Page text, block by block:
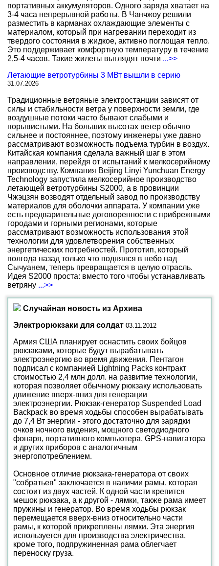
портативных аккумуляторов. Одного заряда хватает на
3-4 часа непрерывной работы. В Чанчжоу решили
разместить в карманах охлаждающие элементы с
материалом, который при нагревании переходит из
твердого состояния в жидкое, активно поглощая тепло.
Это поддерживает комфортную температуру в течение
2,5-4 часов. Такие жилеты выглядят почти ...>>
Летающие ветротурбины 3 МВт вышли в серию
31.07.2026
Традиционные ветряные электростанции зависят от
силы и стабильности ветра у поверхности земли, где
воздушные потоки часто бывают слабыми и
порывистыми. На больших высотах ветер обычно
сильнее и постояннее, поэтому инженеры уже давно
рассматривают возможность подъема турбин в воздух.
Китайская компания сделала важный шаг в этом
направлении, перейдя от испытаний к мелкосерийному
производству. Компания Beijing Linyi Yunchuan Energy
Technology запустила мелкосерийное производство
летающей ветротурбины S2000, а в провинции
Чжэцзян возводят отдельный завод по производству
материалов для оболочки аппарата. У компании уже
есть предварительные договоренности с прибрежными
городами и горными регионами, которые
рассматривают возможность использования этой
технологии для удовлетворения собственных
энергетических потребностей. Прототип, который
полгода назад только что поднялся в небо над
Сычуанем, теперь превращается в целую отрасль.
Идея S2000 проста: вместо того чтобы устанавливать
ветряну ...>>
Случайная новость из Архива
Электрорюкзаки для солдат 03.11.2012
Армия США планирует оснастить своих бойцов
рюкзаками, которые будут вырабатывать
электроэнергию во время движения. Пентагон
подписал с компанией Lightning Packs контракт
стоимостью 2,4 млн долл. на развитие технологии,
которая позволяет обычному рюкзаку использовать
движение вверх-вниз для генерации
электроэнергии. Рюкзак-генератор Suspended Load
Backpack во время ходьбы способен вырабатывать
до 7,4 Вт энергии - этого достаточно для зарядки
очков ночного видения, мощного светодиодного
фонаря, портативного компьютера, GPS-навигатора
и других приборов с аналогичным
энергопотреблением.
Основное отличие рюкзака-генератора от своих
"собратьев" заключается в наличии рамы, которая
состоит из двух частей. К одной части крепится
мешок рюкзака, а к другой - лямки, также рама имеет
пружины и генератор. Во время ходьбы рюкзак
перемещается вверх-вниз относительно части
рамы, к которой прикреплены лямки. Эта энергия
используется для производства электричества,
кроме того, подпружиненная рама облегчает
переноску груза.